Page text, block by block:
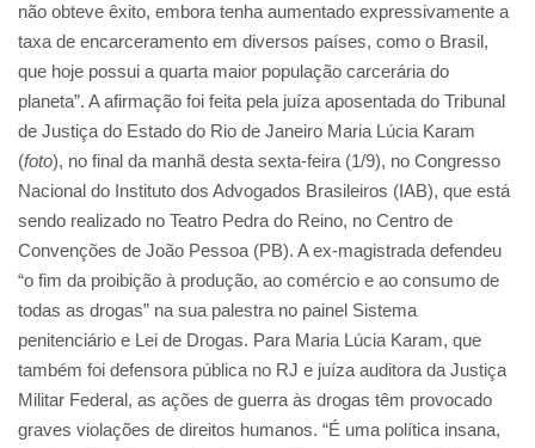
não obteve êxito, embora tenha aumentado expressivamente a
taxa de encarceramento em diversos países, como o Brasil,
que hoje possui a quarta maior população carcerária do
planeta”. A afirmação foi feita pela juíza aposentada do Tribunal
de Justiça do Estado do Rio de Janeiro Maria Lúcia Karam
(foto), no final da manhã desta sexta-feira (1/9), no Congresso
Nacional do Instituto dos Advogados Brasileiros (IAB), que está
sendo realizado no Teatro Pedra do Reino, no Centro de
Convenções de João Pessoa (PB). A ex-magistrada defendeu
“o fim da proibição à produção, ao comércio e ao consumo de
todas as drogas” na sua palestra no painel Sistema
penitenciário e Lei de Drogas. Para Maria Lúcia Karam, que
também foi defensora pública no RJ e juíza auditora da Justiça
Militar Federal, as ações de guerra às drogas têm provocado
graves violações de direitos humanos. “É uma política insana,